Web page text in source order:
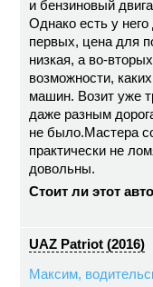
и бензиновый
Однако есть у
первых, цена для
низкая, а во-
возможности,
машин. Возит уже
даже разным
не было.Мастера
практически не
довольны.
Стоит ли этот
UAZ Patriot (2016)
Максим,